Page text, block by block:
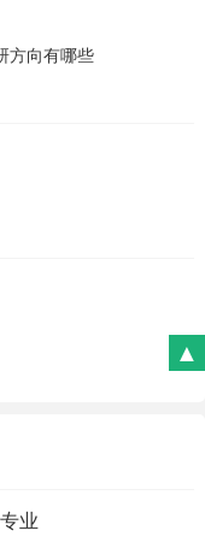
方向有哪些
业
▲